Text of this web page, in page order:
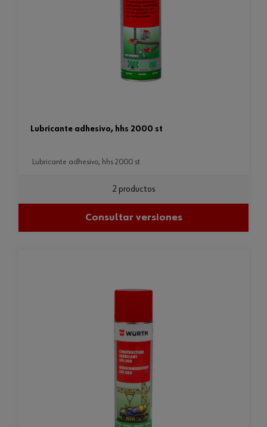
lubricante adhesivo, hhs 2000 st
lubricante adhesivo, hhs 2000 st
2 productos
Consultar versiones